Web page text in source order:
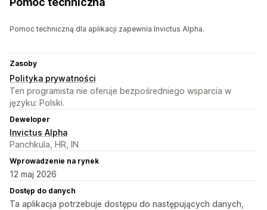
Pomoc techniczną dla aplikacji zapewnia Invictus Alpha.
Zasoby
Polityka prywatności
Ten programista nie oferuje bezpośredniego wsparcia w
języku: Polski.
Deweloper
Invictus Alpha
Panchkula, HR, IN
Wprowadzenie na rynek
12 maj 2026
Dostęp do danych
Ta aplikacja potrzebuje dostępu do następujących danych,